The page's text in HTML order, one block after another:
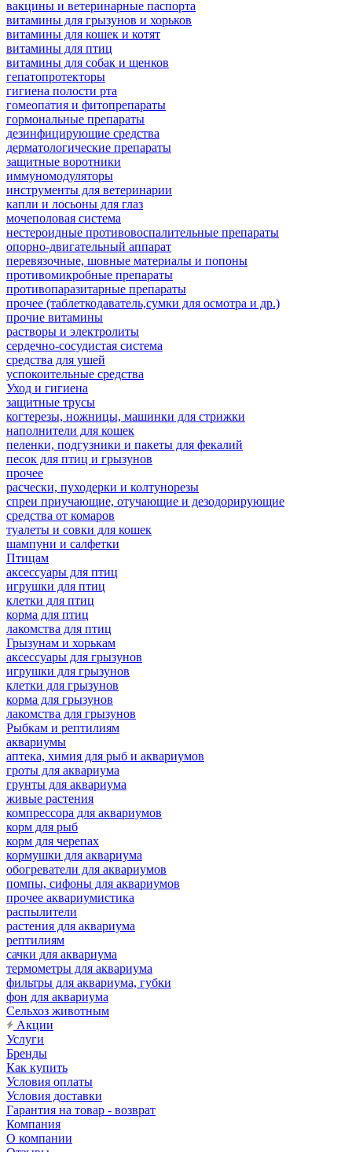
вакцины и ветеринарные паспорта
витамины для грызунов и хорьков
витамины для кошек и котят
витамины для птиц
витамины для собак и щенков
гепатопротекторы
гигиена полости рта
гомеопатия и фитопрепараты
гормональные препараты
дезинфицирующие средства
дерматологические препараты
защитные воротники
иммуномодуляторы
инструменты для ветеринарии
капли и лосьоны для глаз
мочеполовая система
нестероидные противовоспалительные препараты
опорно-двигательный аппарат
перевязочные, шовные материалы и попоны
противомикробные препараты
противопаразитарные препараты
прочее (таблеткодаватель,сумки для осмотра и др.)
прочие витамины
растворы и электролиты
сердечно-сосудистая система
средства для ушей
успокоительные средства
Уход и гигиена
защитные трусы
когтерезы, ножницы, машинки для стрижки
наполнители для кошек
пеленки, подгузники и пакеты для фекалий
песок для птиц и грызунов
прочее
расчески, пуходерки и колтунорезы
спреи приучающие, отучающие и дезодорирующие
средства от комаров
туалеты и совки для кошек
шампуни и салфетки
Птицам
аксессуары для птиц
игрушки для птиц
клетки для птиц
корма для птиц
лакомства для птиц
Грызунам и хорькам
аксессуары для грызунов
игрушки для грызунов
клетки для грызунов
корма для грызунов
лакомства для грызунов
Рыбкам и рептилиям
аквариумы
аптека, химия для рыб и аквариумов
гроты для аквариума
грунты для аквариума
живые растения
компрессора для аквариумов
корм для рыб
корм для черепах
кормушки для аквариума
обогреватели для аквариумов
помпы, сифоны для аквариумов
прочее аквариумистика
распылители
растения для аквариума
рептилиям
сачки для аквариума
термометры для аквариума
фильтры для аквариума, губки
фон для аквариума
Сельхоз животным
Акции
Услуги
Бренды
Как купить
Условия оплаты
Условия доставки
Гарантия на товар - возврат
Компания
О компании